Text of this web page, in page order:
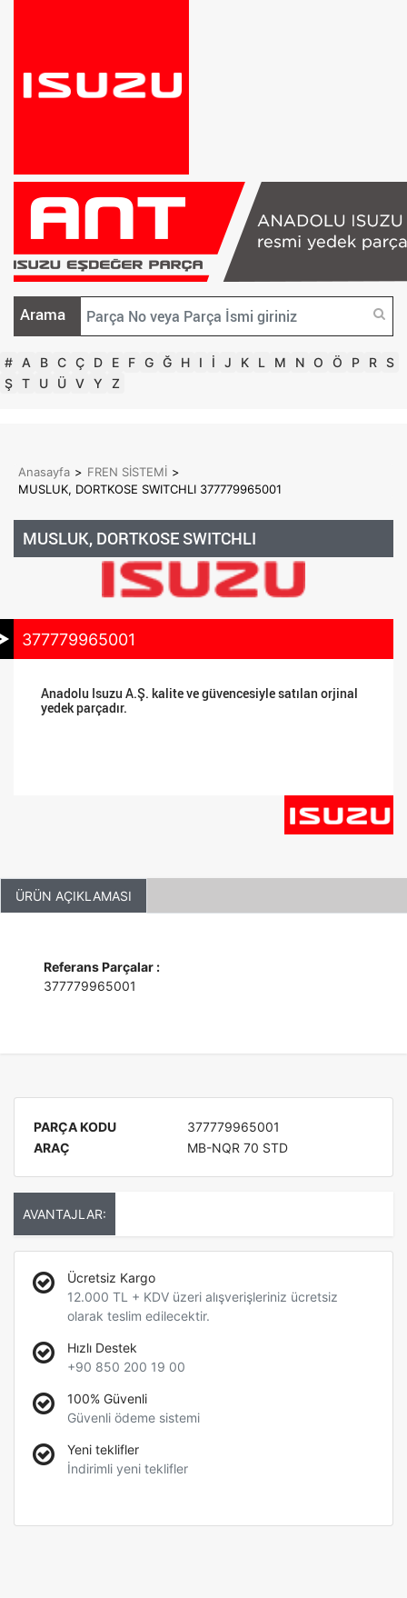
Arama
# A B C Ç D E F G Ğ H I İ J K L M N O Ö P R S
Ş T U Ü V Y Z
Anasayfa > FREN SİSTEMİ >
MUSLUK, DORTKOSE SWITCHLI 377779965001
MUSLUK, DORTKOSE SWITCHLI
377779965001
Anadolu Isuzu A.Ş. kalite ve güvencesiyle satılan orjinal
yedek parçadır.
ÜRÜN AÇIKLAMASI
Referans Parçalar :
377779965001
PARÇA KODU
377779965001
ARAÇ
MB-NQR 70 STD
AVANTAJLAR:
Ücretsiz Kargo
12.000 TL + KDV üzeri alışverişleriniz ücretsiz
olarak teslim edilecektir.
Hızlı Destek
+90 850 200 19 00
100% Güvenli
Güvenli ödeme sistemi
Yeni teklifler
İndirimli yeni teklifler